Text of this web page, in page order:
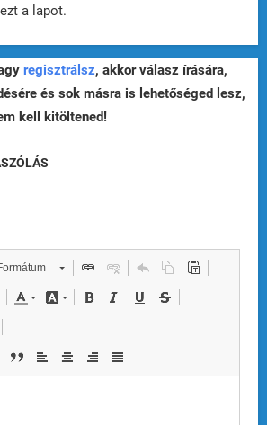
a lapot.
regisztrálsz, akkor válasz írására,
és sok másra is lehetőséged lesz,
kell kitöltened!